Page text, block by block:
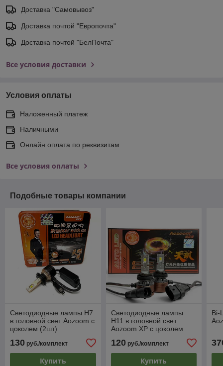
Доставка "Самовывоз"
Доставка почтой "Европочта"
Доставка почтой "БелПочта"
Все условия доставки
Условия оплаты
Наложенный платеж
Наличными
Онлайн оплата по реквизитам
Все условия оплаты
Подобные товары компании
Светодиодные лампы H7
в головной свет Aozoom с
цоколем (2шт)
130 руб./комплект
Купить
Светодиодные лампы
H11 в головной свет
Aozoom XP с цоколем
120руб./комплект
Купить
Bi-